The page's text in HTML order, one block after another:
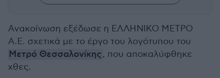
Ανακοίνωση εξέδωσε η ΕΛΛΗΝΙΚΟ ΜΕΤΡΟ
Α.Ε. σχετικά με το έργο του λογότυπου του
Μετρό Θεσσαλονίκης, που αποκαλύφθηκε
χθες.